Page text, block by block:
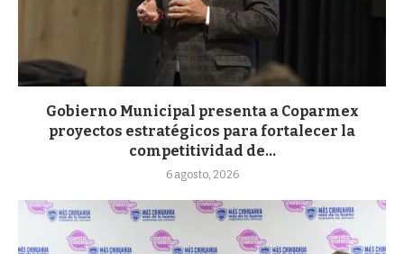
Gobierno Municipal presenta a Coparmex
proyectos estratégicos para fortalecer la
competitividad de...
6 agosto, 2026